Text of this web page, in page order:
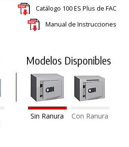
Catálogo 100 ES Plus de FAC
Manual de Instrucciones
Modelos Disponibles
Sin Ranura Con Ranura